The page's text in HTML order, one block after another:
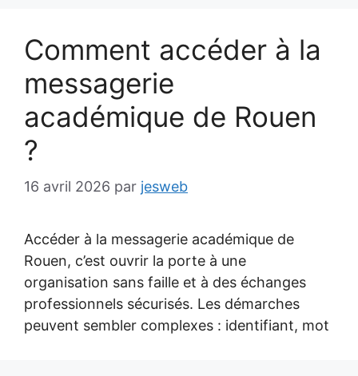
Comment accéder à la
messagerie
académique de Rouen
?
16 avril 2026 par jesweb
Accéder à la messagerie académique de
Rouen, c’est ouvrir la porte à une
organisation sans faille et à des échanges
professionnels sécurisés. Les démarches
peuvent sembler complexes : identifiant, mot